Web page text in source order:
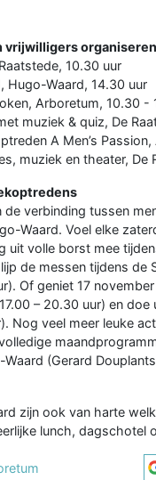
10.30 uur
Hugo-Waard, 14.30 uur
Arboretum, 10.30 -
muziek & quiz, De
A Men’s
muziek en theater, De
verbinding tussen
Waard. Voel elke
uit volle borst mee
de messen tijdens
Of geniet 17
– 20.30 uur) en
Nog veel meer leuke
(Gerard
zijn ook van harte
lunch, dagschotel